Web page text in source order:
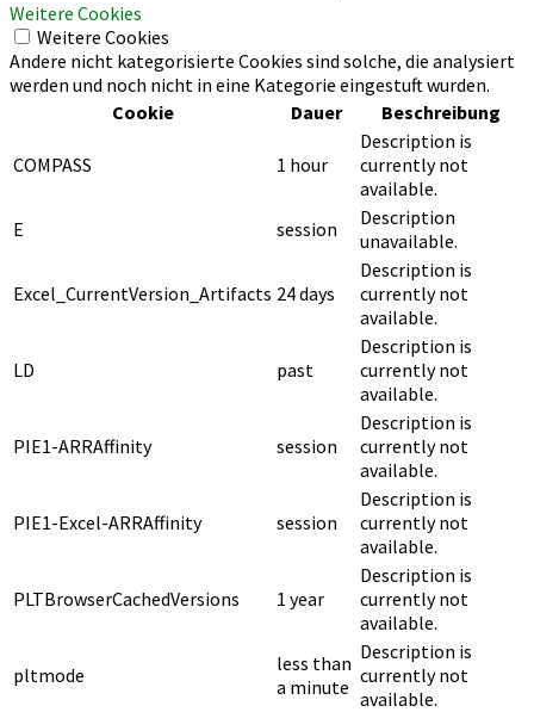
Weitere Cookies
Weitere Cookies
Andere nicht kategorisierte Cookies sind solche, die analysiert
werden und noch nicht in eine Kategorie eingestuft wurden.
Cookie
Dauer Beschreibung
COMPASS 1 hour
Description is
currently not
available.
E
session
Description
unavailable.
Excel_CurrentVersion_Artifacts 24 days
Description is
currently not
available.
LD past
Description is
currently not
available.
PIE1-ARRAffinity session
Description is
currently not
available.
PIE1-Excel-ARRAffinity session
Description is
currently not
available.
PLTBrowserCachedVersions 1 year
Description is
currently not
available.
pltmode
less than
a minute
Description is
currently not
available.